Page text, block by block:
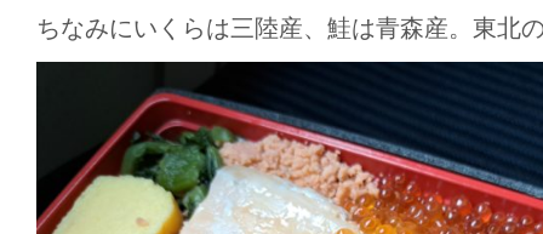
ちなみにいくらは三陸産、鮭は青森産。東北